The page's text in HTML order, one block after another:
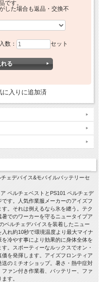
です。
した場合も返品・交換不
数： セット
に入りに追加済
ェデバイス&モバイルバッテリーセ
ペルチェベストとPS101 ペルチェデ
す。人気作業服メーカーのアイズフ
。それは例えるなら氷を纏う。テク
でのワーカーを守るニュータイプア
ペルチェデバイスを装着したニュー
れ約10秒で環境温度より最大マイナ
冷やす事により効果的に身体全体を
。スポーティーなルックスでオン・
を発揮します。アイズフロンティア
のミチオショップ。暑さ・熱中症対
ァン付き作業着、バッテリー、ファ
ます。